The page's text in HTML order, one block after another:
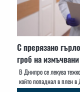
С прерязано
гроб на
В Днипро се лекува
който попаднал в плен в